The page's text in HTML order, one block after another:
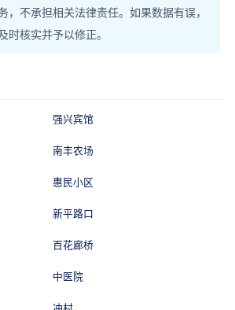
，不承担相关法律责任。如果数据有误，
时核实并予以修正。
强兴宾馆
南丰农场
惠民小区
新平路口
百花廊桥
中医院